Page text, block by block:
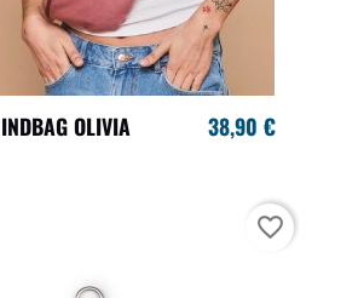
OLIVIA 38,90 €
favorite_border